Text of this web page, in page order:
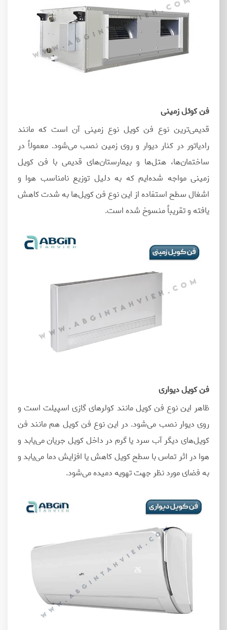
فن کوئل زمینی
قدیمی‌ترین نوع فن کویل نوع زمینی آن است که مانند
رادیاتور در کنار دیوار و روی زمین نصب می‌شود. معمولاً در
ساختمان‌ها، هتل‌ها و بیمارستان‌های قدیمی با فن کویل
زمینی مواجه شده‌ایم که به‌ دلیل توزیع نامناسب هوا و
اشغال سطح استفاده از این نوع فن کویل‌ها به‌ شدت کاهش
یافته و تقریباً منسوخ شده‌ است.
فن کویل دیواری
ظاهر این نوع فن کویل مانند کولرهای گازی اسپیلت است و
روی دیوار نصب می‌شود. در این نوع فن کویل هم مانند فن
کویل‌های دیگر آب سرد یا گرم در داخل کویل جریان می‌یابد و
هوا در اثر تماس با سطح کویل کاهش یا افزایش دما می‌یابد و
به فضای مورد نظر جهت تهویه دمیده می‌شود.